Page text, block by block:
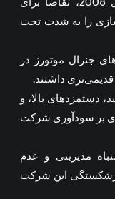
را به شدت تحت
جنرال موتورز در
قدیمی‌تری داشتند.
دستمزدهای بالا، و
بر سودآوری شرکت
مدیریتی و عدم
ورشکستگی این شرکت